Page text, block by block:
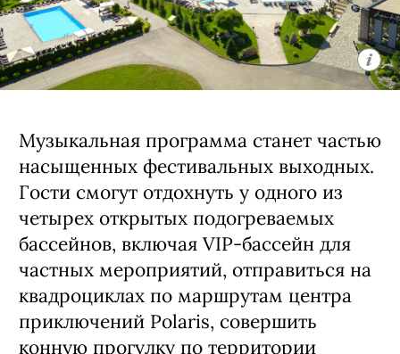
Музыкальная программа станет частью
насыщенных фестивальных выходных.
Гости смогут отдохнуть у одного из
четырех открытых подогреваемых
бассейнов, включая VIP-бассейн для
частных мероприятий, отправиться на
квадроциклах по маршрутам центра
приключений Polaris, совершить
конную прогулку по территории